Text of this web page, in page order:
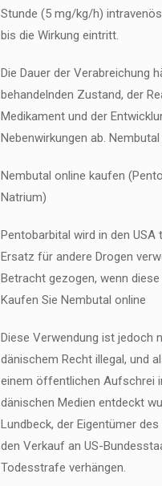
Stunde (5 mg/kg/h)
bis die Wirkung eintritt.
Die Dauer der Verabreichung
behandelnden Zustand, der
Medikament und der
Nebenwirkungen ab.
Nembutal online kaufen
Natrium)
Pentobarbital wird in den USA
Ersatz für andere Drogen
Betracht gezogen, wenn diese
Kaufen Sie Nembutal online
Diese Verwendung ist jedoch
dänischem Recht illegal, und
einem öffentlichen Aufschrei
dänischen Medien entdeckt
Lundbeck, der Eigentümer
den Verkauf an US-
Todesstrafe verhängen.